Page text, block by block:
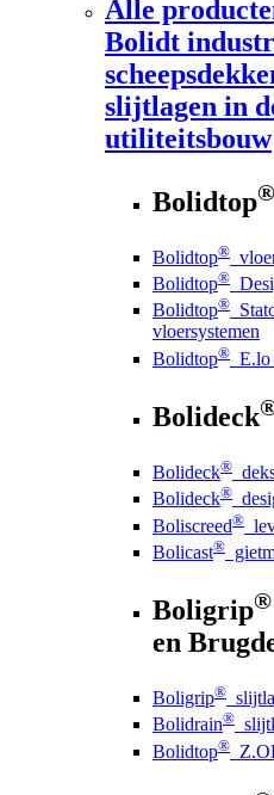
Alle
Bolidt
slijtlagen in
utiliteitsbouw
Bolidtop®
Bolidtop®
Bolidtop®
Bolidtop®
vloersystemen
Bolidtop® E.lo
Bolideck
Bolideck®
Bolideck®
Boliscreed®
Bolicast®
Boligrip®
en
Boligrip®
Bolidrain®
Bolidtop®